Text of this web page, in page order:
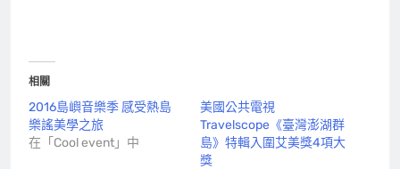
相關
2016島嶼音樂季 感受熱島
樂謠美學之旅
在「Cool event」中
美國公共電視
Travelscope《臺灣澎湖群
島》特輯入圍艾美獎4項大
獎